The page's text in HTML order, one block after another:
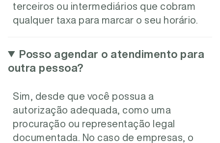
terceiros ou intermediários que cobram
qualquer taxa para marcar o seu horário.
Posso agendar o atendimento para
outra pessoa?
Sim, desde que você possua a
autorização adequada, como uma
procuração ou representação legal
documentada. No caso de empresas, o